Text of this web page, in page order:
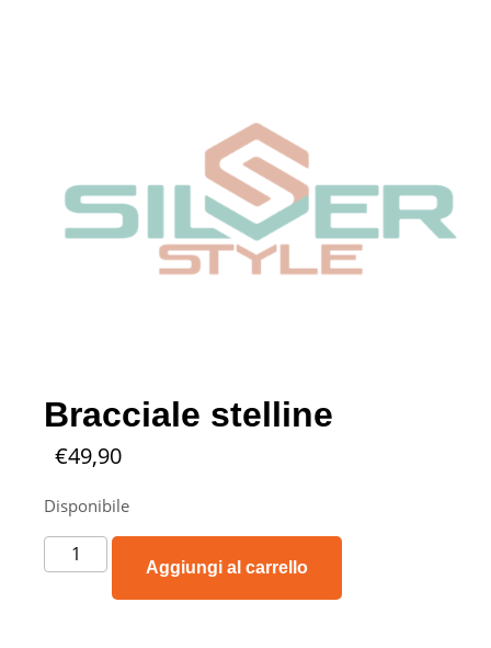
Bracciale stelline
€49,90
Disponibile
Aggiungi al carrello